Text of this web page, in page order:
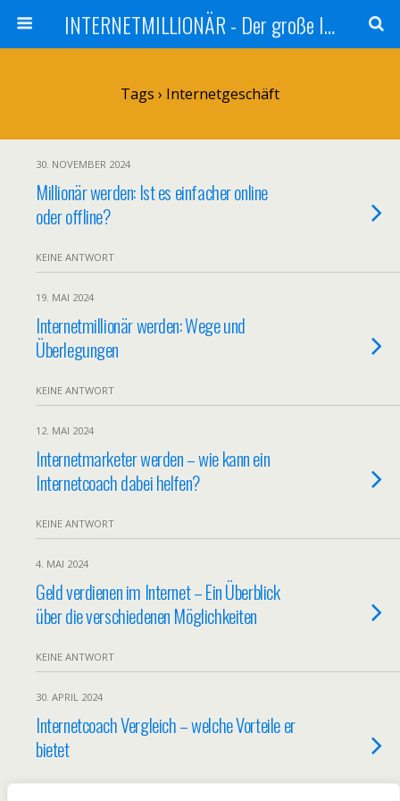
INTERNETMILLIONÄR - Der große Internetmarketer Vergleich
Tags › Internetgeschäft
30. NOVEMBER 2024
Millionär werden: Ist es einfacher online
oder offline?
KEINE ANTWORT
19. MAI 2024
Internetmillionär werden: Wege und
Überlegungen
KEINE ANTWORT
12. MAI 2024
Internetmarketer werden – wie kann ein
Internetcoach dabei helfen?
KEINE ANTWORT
4. MAI 2024
Geld verdienen im Internet – Ein Überblick
über die verschiedenen Möglichkeiten
KEINE ANTWORT
30. APRIL 2024
Internetcoach Vergleich – welche Vorteile er
bietet